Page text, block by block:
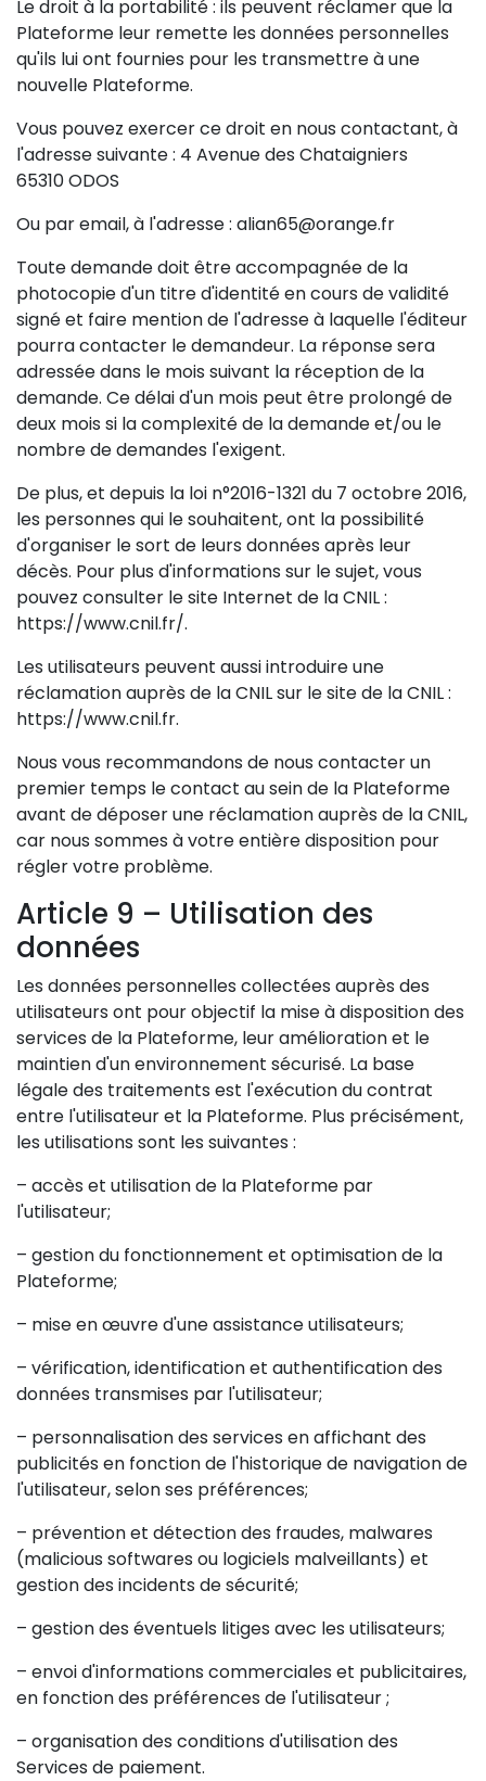
Le droit à la portabilité : ils peuvent réclamer que la
Plateforme leur remette les données personnelles
qu'ils lui ont fournies pour les transmettre à une
nouvelle Plateforme.
Vous pouvez exercer ce droit en nous contactant, à
l'adresse suivante : 4 Avenue des Chataigniers
65310 ODOS
Ou par email, à l'adresse : alian65@orange.fr
Toute demande doit être accompagnée de la
photocopie d'un titre d'identité en cours de validité
signé et faire mention de l'adresse à laquelle l'éditeur
pourra contacter le demandeur. La réponse sera
adressée dans le mois suivant la réception de la
demande. Ce délai d'un mois peut être prolongé de
deux mois si la complexité de la demande et/ou le
nombre de demandes l'exigent.
De plus, et depuis la loi n°2016-1321 du 7 octobre 2016,
les personnes qui le souhaitent, ont la possibilité
d'organiser le sort de leurs données après leur
décès. Pour plus d'informations sur le sujet, vous
pouvez consulter le site Internet de la CNIL :
https://www.cnil.fr/.
Les utilisateurs peuvent aussi introduire une
réclamation auprès de la CNIL sur le site de la CNIL :
https://www.cnil.fr.
Nous vous recommandons de nous contacter un
premier temps le contact au sein de la Plateforme
avant de déposer une réclamation auprès de la CNIL,
car nous sommes à votre entière disposition pour
régler votre problème.
Article 9 – Utilisation des
données
Les données personnelles collectées auprès des
utilisateurs ont pour objectif la mise à disposition des
services de la Plateforme, leur amélioration et le
maintien d'un environnement sécurisé. La base
légale des traitements est l'exécution du contrat
entre l'utilisateur et la Plateforme. Plus précisément,
les utilisations sont les suivantes :
– accès et utilisation de la Plateforme par
l'utilisateur;
– gestion du fonctionnement et optimisation de la
Plateforme;
– mise en œuvre d'une assistance utilisateurs;
– vérification, identification et authentification des
données transmises par l'utilisateur;
– personnalisation des services en affichant des
publicités en fonction de l'historique de navigation de
l'utilisateur, selon ses préférences;
– prévention et détection des fraudes, malwares
(malicious softwares ou logiciels malveillants) et
gestion des incidents de sécurité;
– gestion des éventuels litiges avec les utilisateurs;
– envoi d'informations commerciales et publicitaires,
en fonction des préférences de l'utilisateur ;
– organisation des conditions d'utilisation des
Services de paiement.